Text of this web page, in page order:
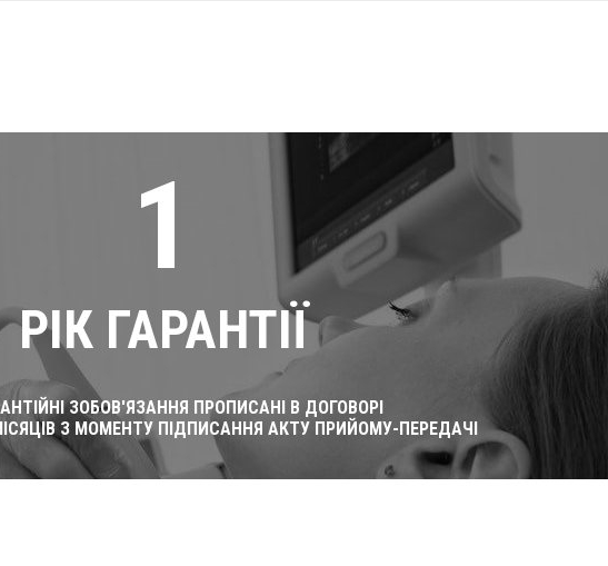
1
РІК ГАРАНТІЇ
ЗОБОВ'ЯЗАННЯ ПРОПИСАНІ В ДОГОВОРІ
З МОМЕНТУ ПІДПИСАННЯ АКТУ ПРИЙОМУ-ПЕРЕДАЧІ